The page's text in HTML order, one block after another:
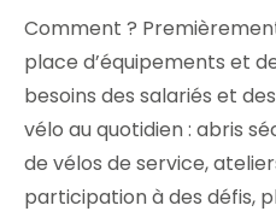
Comment ?
place d’équipements et
besoins des salariés et
vélo au quotidien : abris
de vélos de service,
participation à des défis,